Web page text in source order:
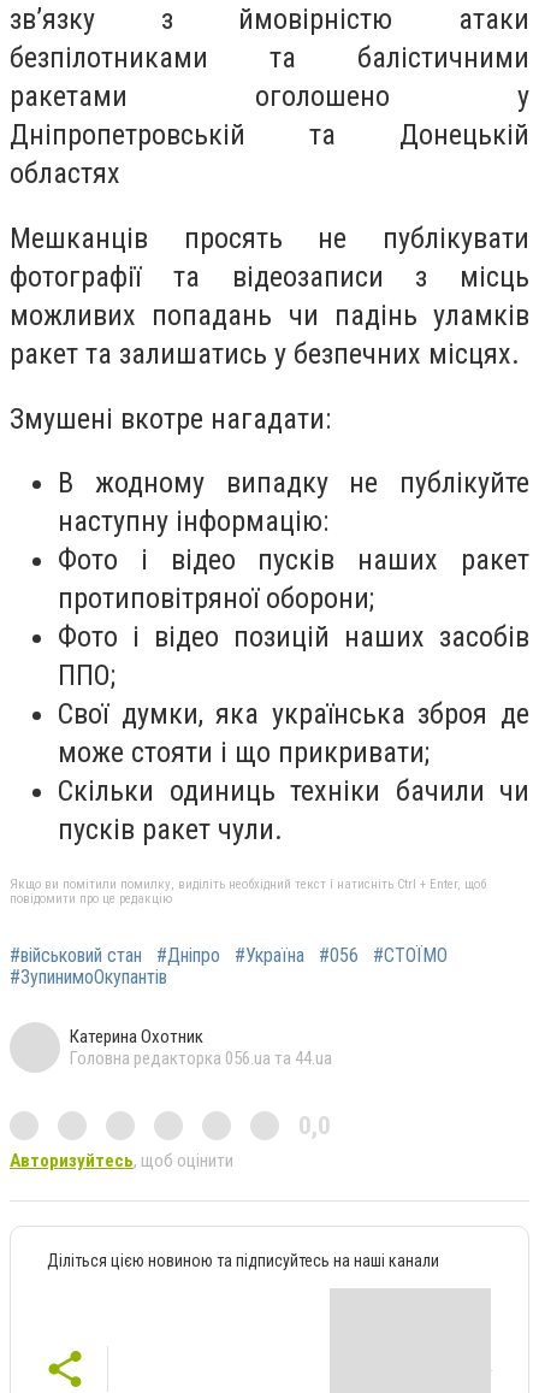
зв’язку з ймовірністю атаки
безпілотниками та балістичними
ракетами оголошено у
Дніпропетровській та Донецькій
областях
Мешканців просять не публікувати
фотографії та відеозаписи з місць
можливих попадань чи падінь уламків
ракет та залишатись у безпечних місцях.
Змушені вкотре нагадати:
В жодному випадку не публікуйте
наступну інформацію:
Фото і відео пусків наших ракет
протиповітряної оборони;
Фото і відео позицій наших засобів
ППО;
Свої думки, яка українська зброя де
може стояти і що прикривати;
Скільки одиниць техніки бачили чи
пусків ракет чули.
Якщо ви помітили помилку, виділіть необхідний текст і натисніть Ctrl + Enter, щоб
повідомити про це редакцію
#військовий стан #Дніпро #Україна #056
#СТОЇМО
#ЗупинимоОкупантів
Катерина Охотник
Головна редакторка 056.ua та 44.ua
0,0
Авторизуйтесь, щоб оцінити
Діліться цією новиною та підписуйтесь на наші канали